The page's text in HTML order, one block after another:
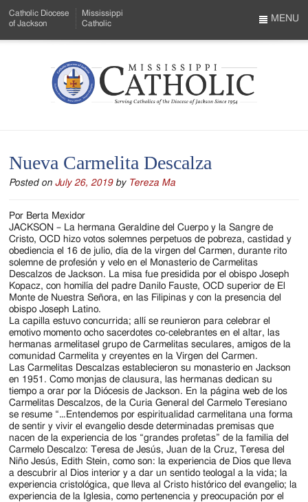
to
Menu
Content
Catholic Diocese
of Jackson
Mississippi
Catholic
Mississippi
Serving
Catholics
of
the
Diocese
of
Jackson
Since
1954
MENU
Nueva Carmelita Descalza
Posted onJuly 26, 2019 by Tereza Ma
Por Berta Mexidor
JACKSON – La hermana Geraldine del Cuerpo y la Sangre de
Cristo, OCD hizo votos solemnes perpetuos de pobreza, castidad y
obediencia el 16 de julio, día de la virgen del Carmen, durante rito
solemne de profesión y velo en el Monasterio de Carmelitas
Descalzos de Jackson. La misa fue presidida por el obispo Joseph
Kopacz, con homilía del padre Danilo Fauste, OCD superior de El
Monte de Nuestra Señora, en las Filipinas y con la presencia del
obispo Joseph Latino.
La capilla estuvo concurrida; allí se reunieron para celebrar el
emotivo momento ocho sacerdotes co-celebrantes en el altar, las
hermanas armelitasel grupo de Carmelitas seculares, amigos de la
comunidad Carmelita y creyentes en la Virgen del Carmen.
Las Carmelitas Descalzas establecieron su monasterio en Jackson
en 1951. Como monjas de clausura, las hermanas dedican su
tiempo a orar por la Diócesis de Jackson. En la página web de los
Carmelitas Descalzos, de la Curia General del Carmelo Teresiano
se resume “…Entendemos por espiritualidad carmelitana una forma
de sentir y vivir el evangelio desde determinadas premisas que
nacen de la experiencia de los “grandes profetas” de la familia del
Carmelo Descalzo: Teresa de Jesús, Juan de la Cruz, Teresa del
Niño Jesús, Edith Stein, como son: la experiencia de Dios que lleva
a descubrir al Dios interior y a dar un sentido teologal a la vida; la
experiencia cristológica, que lleva al Cristo histórico del evangelio; la
experiencia de la Iglesia, como pertenencia y preocupación por el